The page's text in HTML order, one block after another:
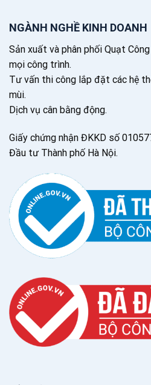
NGÀNH NGHỀ KINH DOANH
Sản xuất và phân phối Quạt
mọi công trình.
Tư vấn thi công lắp đặt các hệ
mùi.
Dịch vụ cân bằng động.
Giấy chứng nhận ĐKKD số
Đầu tư Thành phố Hà Nội.